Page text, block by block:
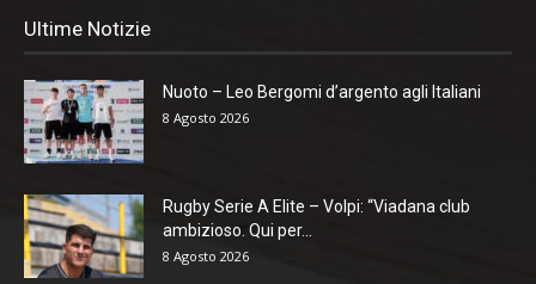
Ultime Notizie
Nuoto – Leo Bergomi d’argento agli Italiani
8 Agosto 2026
Rugby Serie A Elite – Volpi: “Viadana club
ambizioso. Qui per...
8 Agosto 2026